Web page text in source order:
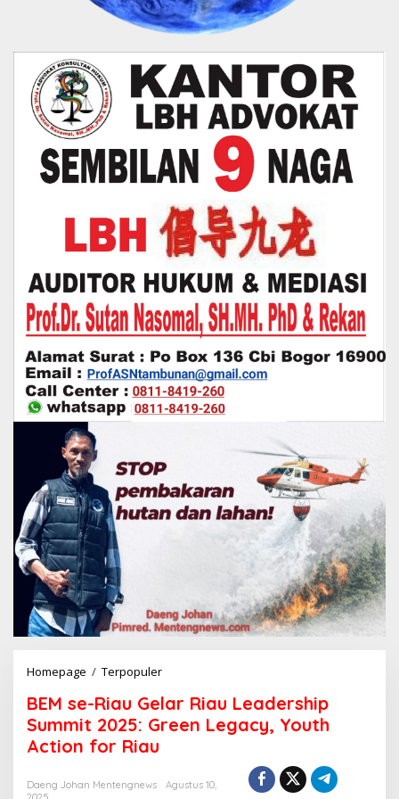
Homepage / Terpopuler
M
s
e
BEM se-Riau Gelar Riau Leadership
Summit 2025: Green Legacy, Youth
Action for Riau
Daeng Johan Mentengnews
Agustus 10,